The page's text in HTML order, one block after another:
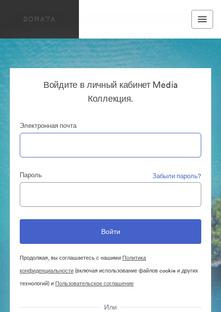
Войдите в личный кабинет Media
Коллекция.
Электронная почта
Пароль Забыли пароль?
Продолжая, вы соглашаетесь с нашими Политика
конфиденциальности(включая использование файлов cookie и других
технологий) и Пользовательское соглашение
Или